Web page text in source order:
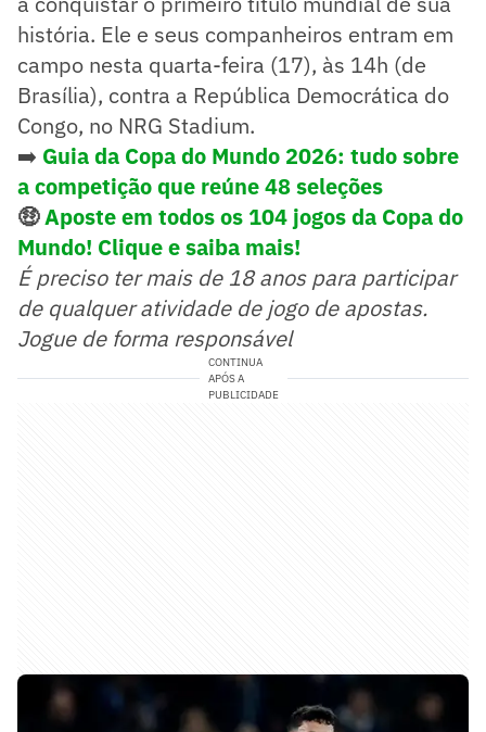
história. Ele e seus companheiros entram em
campo nesta quarta-feira (17), às 14h (de
Brasília), contra a República Democrática do
Congo, no NRG Stadium.
➡️ Guia da Copa do Mundo 2026: tudo sobre
a competição que reúne 48 seleções
🤑Aposte em todos os 104 jogos da Copa do
Mundo! Clique e saiba mais!
É preciso ter mais de 18 anos para participar
de qualquer atividade de jogo de apostas.
Jogue de forma responsável
CONTINUA
APÓS A
PUBLICIDADE